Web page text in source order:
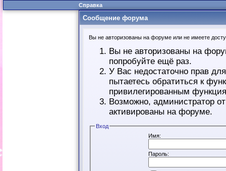
Справка
Сообщение форума
Вы не авторизованы на форуме или не имеете
Вы не авторизованы на
попробуйте ещё раз.
У Вас недостаточно прав
пытаетесь обратиться к
привилегированным
Возможно, администратор
активированы на форуме.
Вход
Имя:
Пароль: